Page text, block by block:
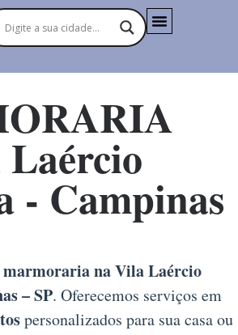
- Campinas
marmoraria na Vila Laércio
– SP. Oferecemos serviços em
personalizados para sua casa ou